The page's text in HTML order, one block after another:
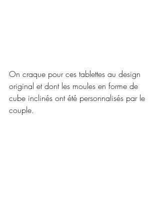
On craque pour ces tablettes au design
original et dont les moules en forme de
cube inclinés ont été personnalisés par le
couple.